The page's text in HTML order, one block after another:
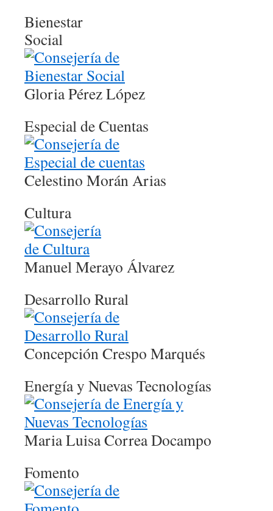
Bienestar
Social
Gloria Pérez López
Especial de Cuentas
Celestino Morán Arias
Cultura
Manuel Merayo Álvarez
Desarrollo Rural
Concepción Crespo Marqués
Energía y Nuevas Tecnologías
Maria Luisa Correa Docampo
Fomento